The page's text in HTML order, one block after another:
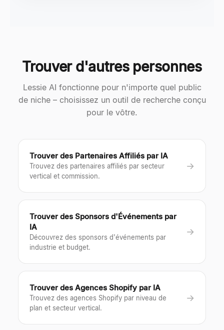
Trouver d'autres personnes
Lessie AI fonctionne pour n'importe quel public
de niche – choisissez un outil de recherche conçu
pour le vôtre.
Trouver des Partenaires Affiliés par IA
Trouvez des partenaires affiliés par secteur
vertical et commission.
→
Trouver des Sponsors d'Événements par
IA
Découvrez des sponsors d'événements par
industrie et budget.
→
Trouver des Agences Shopify par IA
Trouvez des agences Shopify par niveau de
plan et secteur vertical.
→